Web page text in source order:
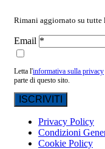
Rimani aggiornato su
Email
Letta l'informativa sulla privacy
parte di questo sito.
Privacy Policy
Condizioni
Cookie Policy